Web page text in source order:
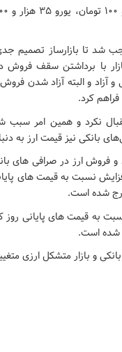
شد تا بازارساز تصمیم
با برداشتن سقف فروش
آزاد و البته آزاد شدن
کرد.
نکرد و همین امر
بانکی نیز قیمت ارز به
و فروش ارز در صرافی های
و بازار متشکل ارزی